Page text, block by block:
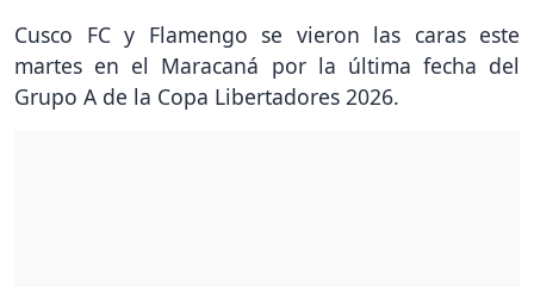
Cusco FC y Flamengo se vieron las caras este
martes en el Maracaná por la última fecha del
Grupo A de la Copa Libertadores 2026.